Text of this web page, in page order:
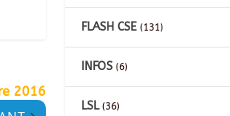
2016
FLASH CSE (131)
INFOS (6)
LSL(36)